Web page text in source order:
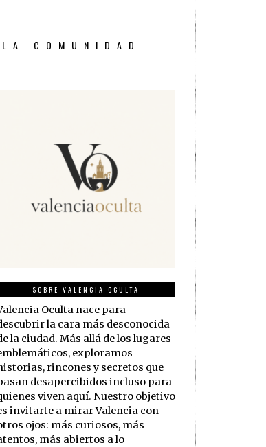
COMUNIDAD
SOBRE VALENCIA OCULTA
Oculta nace para
la cara más desconocida
la ciudad. Más allá de los lugares
exploramos
rincones y secretos que
desapercibidos incluso para
viven aquí. Nuestro objetivo
invitarte a mirar Valencia con
ojos: más curiosos, más
más abiertos a lo